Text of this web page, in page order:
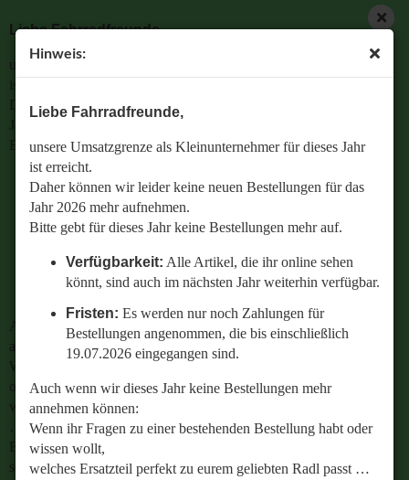
Hinweis:
Liebe Fahrradfreunde,
unsere Umsatzgrenze als Kleinunternehmer für dieses Jahr
ist erreicht.
Daher können wir leider keine neuen Bestellungen für das
Jahr 2026 mehr aufnehmen.
Bitte gebt für dieses Jahr keine Bestellungen mehr auf.
Verfügbarkeit: Alle Artikel, die ihr online sehen
könnt, sind auch im nächsten Jahr weiterhin verfügbar.
Fristen: Es werden nur noch Zahlungen für
Bestellungen angenommen, die bis einschließlich
19.07.2026 eingegangen sind.
Auch wenn wir dieses Jahr keine Bestellungen mehr
annehmen können:
Wenn ihr Fragen zu einer bestehenden Bestellung habt oder
wissen wollt,
welches Ersatzteil perfekt zu eurem geliebten Radl passt …
Liebe Fahrradfreunde,
unsere Umsatzgrenze als Kleinunternehmer für dieses Jahr
ist erreicht.
Daher können wir leider keine neuen Bestellungen für das
Jahr 2026 mehr aufnehmen.
Bitte gebt für dieses Jahr keine Bestellungen mehr auf.
Verfügbarkeit: Alle Artikel, die ihr online sehen
könnt, sind auch im nächsten Jahr weiterhin
verfügbar.
Bestellungen angenommen, die bis einschließlich
19.07.2026 eingegangen sind.
Auch wenn wir dieses Jahr keine Bestellungen mehr
annehmen können:
Wenn ihr Fragen zu einer bestehenden Bestellung habt
oder wissen wollt,
welches Ersatzteil perfekt zu eurem geliebten Radl passt
…
Es ist auch weiterhin möglich, uns per E-Mail zu
schreiben, um euer Radl wieder fit zu bekommen.